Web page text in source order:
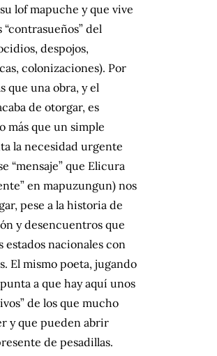
lof mapuche y que vive
“contrasueños” del
despojos,
colonizaciones). Por
que una obra, y el
de otorgar, es
más que un simple
la necesidad urgente
“mensaje” que Elicura
en mapuzungun) nos
pese a la historia de
y desencuentros que
estados nacionales con
El mismo poeta, jugando
a que hay aquí unos
de los que mucho
y que pueden abrir
de pesadillas.